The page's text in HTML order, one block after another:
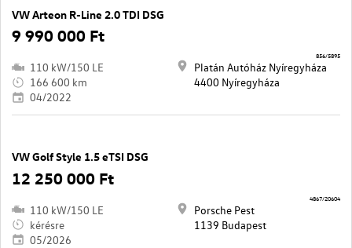
VW Arteon R-Line 2.0 TDI DSG
9 990 000 Ft
110 kW/150 LE
166 600 km
04/2022
Platán Autóház Nyíregyháza
4400 Nyíregyháza
856/5895
VW Golf Style 1.5 eTSI DSG
12 250 000 Ft
110 kW/150 LE
kérésre
05/2026
Porsche Pest
1139 Budapest
4867/20604